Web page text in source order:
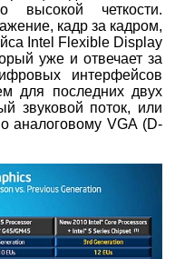
высокой четкости.
кадр за кадром,
Intel Flexible Display
уже и отвечает за
интерфейсов
для последних двух
звуковой поток, или
аналоговому VGA (D-